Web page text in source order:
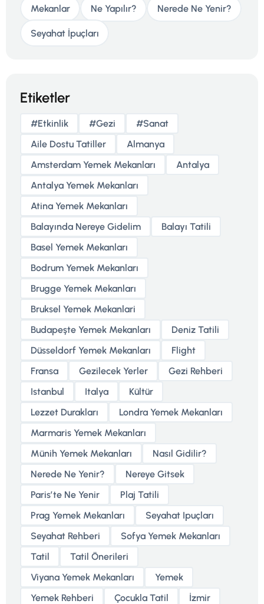
Mekanlar Ne Yapılır? Nerede Ne Yenir?
Seyahat İpuçları
Etiketler
#etkinlik #gezi
#sanat
Aile Dostu Tatiller
Almanya
Amsterdam Yemek Mekanları
Antalya
Antalya Yemek Mekanları
Atina Yemek Mekanları
Balayında Nereye Gidelim
Balayı Tatili
Basel Yemek Mekanları
Bodrum Yemek Mekanları
Brugge Yemek Mekanları
Bruksel Yemek Mekanlari
Budapeşte Yemek Mekanları
Deniz Tatili
Düsseldorf Yemek Mekanları
Flight
Fransa
Gezilecek Yerler
Gezi Rehberi
Istanbul
Italya
Kültür
Lezzet Durakları
Londra Yemek Mekanları
Marmaris Yemek Mekanları
Münih Yemek Mekanları
Nasıl Gidilir?
Nerede Ne Yenir?
Nereye Gitsek
Parisʼte Ne Yenir
Plaj Tatili
Prag Yemek Mekanları
Seyahat Ipuçları
Seyahat Rehberi
Sofya Yemek Mekanları
Tatil
Tatil Önerileri
Viyana Yemek Mekanları
Yemek
Yemek Rehberi
Çocukla Tatil İzmir